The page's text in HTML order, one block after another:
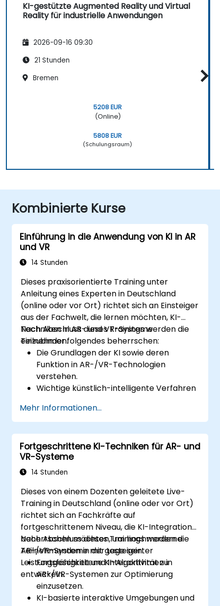
KI-gestützte Augmented Reality und Virtual
Reality für industrielle Anwendungen
2026-09-16 09:30
21 Stunden
Bremen
5208 EUR
(Online)
5808 EUR
(Schulungsraum)
Kombinierte Kurse
Einführung in die Anwendung von KI in AR
und VR
14 Stunden
Dieses praxisorientierte Training unter
Anleitung eines Experten in Deutschland
(online oder vor Ort) richtet sich an Einsteiger
aus der Fachwelt, die lernen möchten, KI-
Techniken in AR- und VR-Systeme
einzubinden.
Nach Abschluss dieses Trainings werden die
Teilnehmer folgendes beherrschen:
Die Grundlagen der KI sowie deren
Funktion in AR-/VR-Technologien
verstehen.
Wichtige künstlich-intelligente Verfahren
Erfahrungen zu optimieren.
Einfache KI-Modelle in AR- und VR-
Anwendungen implementieren können.
KI nutzen, um die Interaktivität sowie das
Nutzererlebnis in AR- und VR-Systemen
zu verbessern.
Mehr Informationen...
Fortgeschrittene KI-Techniken für AR- und
VR-Systeme
14 Stunden
Dieses von einem Dozenten geleitete Live-
Training in Deutschland (online oder vor Ort)
richtet sich an Fachkräfte auf
fortgeschrittenem Niveau, die KI-Integration
beherrschen möchten, um hochmoderne
AR-/VR-Systeme mit gesteigerter
Leistungsfähigkeit und Interaktivität zu
entwickeln.
Nach Abschluss dieses Trainings werden die
Teilnehmenden in der Lage sein:
Fortgeschrittene KI-Algorithmen in
AR-/VR-Systemen zur Optimierung
einzusetzen.
KI-basierte interaktive Umgebungen und